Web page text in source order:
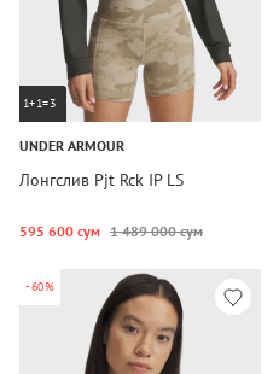
1+1=3
UNDER ARMOUR
Лонгслив Pjt Rck IP LS
595 600 сум 1 489 000 сум
-60%